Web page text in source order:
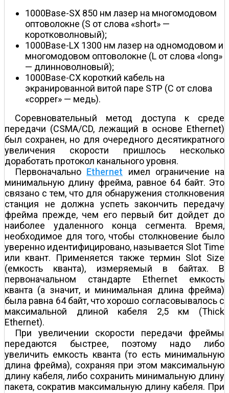
1000Base-SX 850 нм лазер на многомодовом
оптоволокне (S от слова «short» —
коротковолновый);
1000Base-LX 1300 нм лазер на одномодовом и
многомодовом оптоволокне (L от слова «long»
— длинноволновый);
1000Base-CX короткий кабель на
экранированной витой паре STP (C от слова
«copper» — медь).
Соревновательный метод доступа к среде
передачи (CSMA/CD, лежащий в основе Ethernet)
был сохранен, но для очередного десятикратного
увеличения скорости пришлось несколько
доработать протокол канального уровня.
Первоначально Ethernet имел ограничение на
минимальную длину фрейма, равное 64 байт. Это
связано с тем, что для обнаружения столкновения
станция не должна успеть закончить передачу
фрейма прежде, чем его первый бит дойдет до
наиболее удаленного конца сегмента. Время,
необходимое для того, чтобы столкновение было
уверенно идентифицировано, называется Slot Time
или квант. Применяется также термин Slot Size
(емкость кванта), измеряемый в байтах. В
первоначальном стандарте Ethernet емкость
кванта (а значит, и минимальная длина фрейма)
была равна 64 байт, что хорошо согласовывалось с
максимальной длиной кабеля 2,5 км (Thick
Ethernet).
При увеличении скорости передачи фреймы
передаются быстрее, поэтому надо либо
увеличить емкость кванта (то есть минимальную
длина фрейма), сохраняя при этом максимальную
длину кабеля, либо сохранить минимальную длину
пакета, сократив максимальную длину кабеля. При